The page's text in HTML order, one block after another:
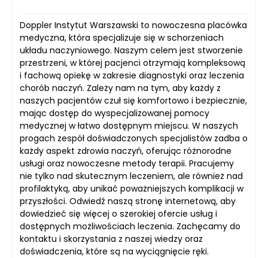
Doppler Instytut Warszawski to nowoczesna placówka
medyczna, która specjalizuje się w schorzeniach
układu naczyniowego. Naszym celem jest stworzenie
przestrzeni, w której pacjenci otrzymają kompleksową
i fachową opiekę w zakresie diagnostyki oraz leczenia
chorób naczyń. Zależy nam na tym, aby każdy z
naszych pacjentów czuł się komfortowo i bezpiecznie,
mając dostęp do wyspecjalizowanej pomocy
medycznej w łatwo dostępnym miejscu. W naszych
progach zespół doświadczonych specjalistów zadba o
każdy aspekt zdrowia naczyń, oferując różnorodne
usługi oraz nowoczesne metody terapii. Pracujemy
nie tylko nad skutecznym leczeniem, ale również nad
profilaktyką, aby unikać poważniejszych komplikacji w
przyszłości. Odwiedź naszą stronę internetową, aby
dowiedzieć się więcej o szerokiej ofercie usług i
dostępnych możliwościach leczenia. Zachęcamy do
kontaktu i skorzystania z naszej wiedzy oraz
doświadczenia, które są na wyciągnięcie ręki.